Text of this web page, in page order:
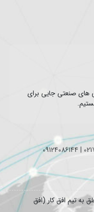
های صنعتی جایی برای
به تیم افق کار (افق